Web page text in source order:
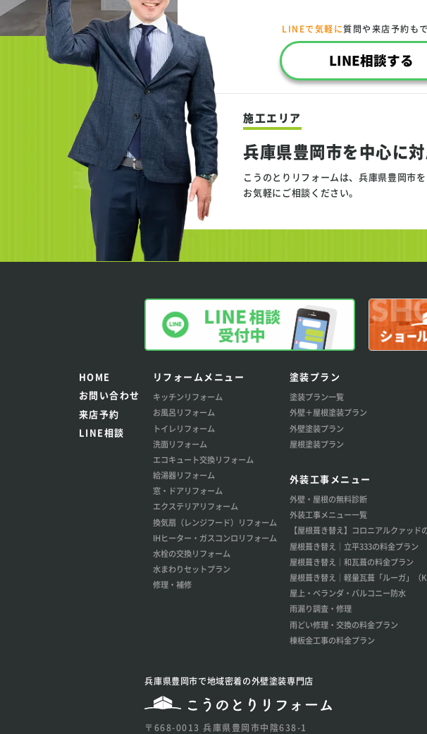
LINEで気軽に質問や来店予約も
LINE相談する
施工エリア
兵庫県豊岡市を中心に
こうのとりリフォームは、兵庫県豊岡市
お気軽にご相談ください。
HOME
お問い合わせ
来店予約
LINE相談
リフォームメニュー
キッチンリフォーム
お風呂リフォーム
トイレリフォーム
洗面リフォーム
エコキュート交換リフォーム
給湯器リフォーム
窓・ドアリフォーム
エクステリアリフォーム
換気扇（レンジフード）リフォーム
IHヒーター・ガスコンロリフォーム
水栓の交換リフォーム
水まわりセットプラン
修理・補修
塗装プラン
塗装プラン一覧
外壁＋屋根塗装プラン
外壁塗装プラン
屋根塗装プラン
外装工事メニュー
外壁・屋根の無料診断
外装工事メニュー一覧
【屋根葺き替え】コロニアルクァッド
屋根葺き替え│立平333の料金プラン
屋根葺き替え│和瓦葺の料金プラン
屋根葺き替え│軽量瓦葺「ルーガ」（
屋上・ベランダ・バルコニー防水
雨漏り調査・修理
雨どい修理・交換の料金プラン
棟板金工事の料金プラン
兵庫県豊岡市で地域密着の外壁塗装専門店
〒668-0013 兵庫県豊岡市中陰638-1